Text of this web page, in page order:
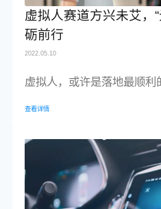
虚拟人赛道方兴未艾，
砺前行
2022.05.10
虚拟人，或许是落地最顺利
查看详情